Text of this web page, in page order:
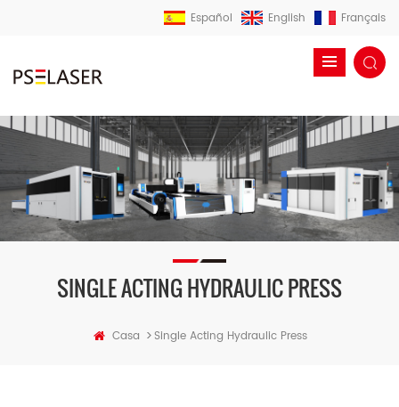
Español English Français
SINGLE ACTING HYDRAULIC PRESS
Casa >Single Acting Hydraulic Press